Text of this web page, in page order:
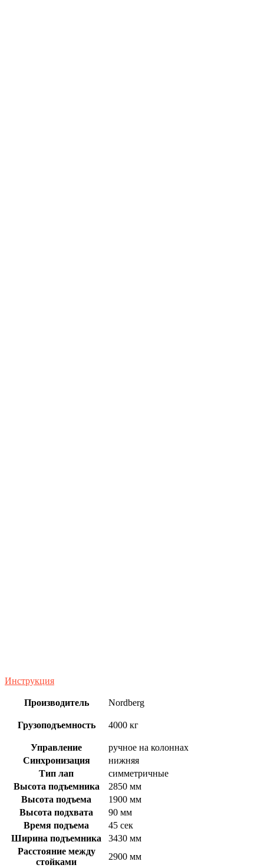
Инструкция
Производитель Nordberg
Грузоподъемность 4000 кг
Управление
ручное на колоннах
Синхронизация
нижняя
Тип лап
симметричные
Высота подъемника
2850 мм
Высота подъема
1900 мм
Высота подхвата
90 мм
Время подъема
45 сек
Ширина подъемника
3430 мм
Расстояние между
стойками
2900 мм